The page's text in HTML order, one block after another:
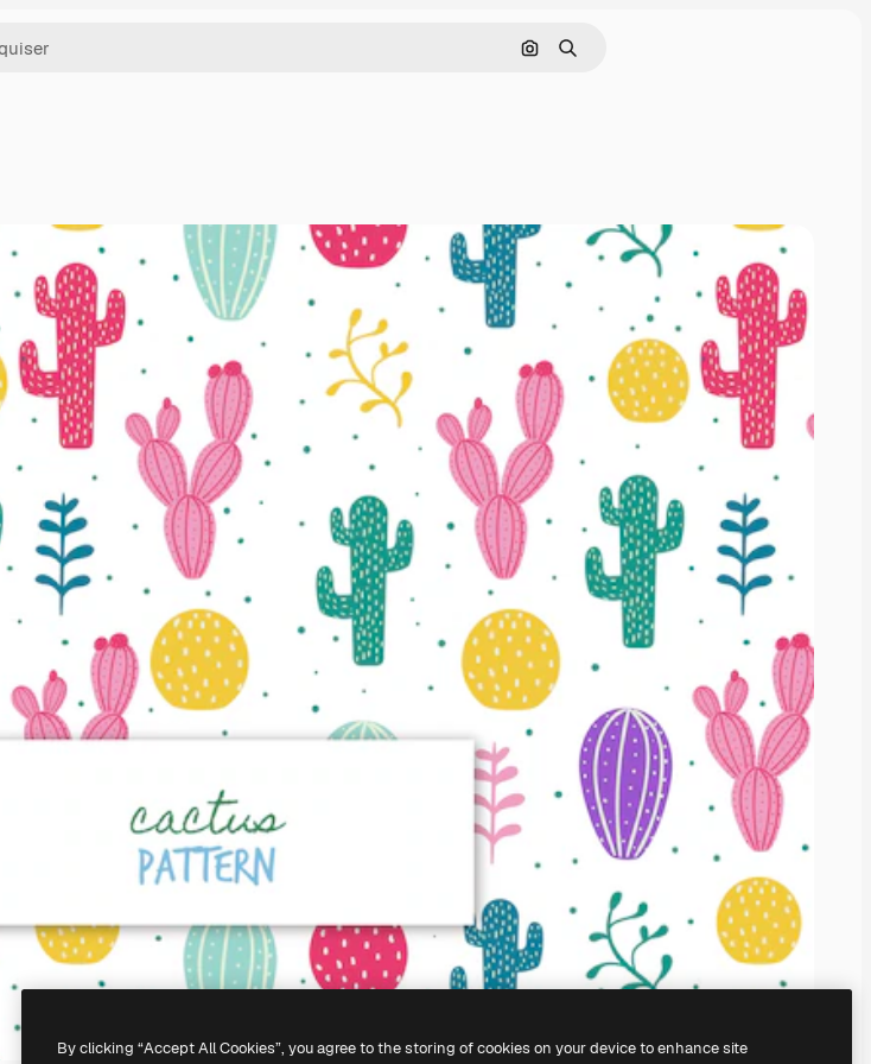
Pesquisar por imagem
Buscar
By clicking “Accept All Cookies”, you agree to the storing of cookies on your device to enhance site